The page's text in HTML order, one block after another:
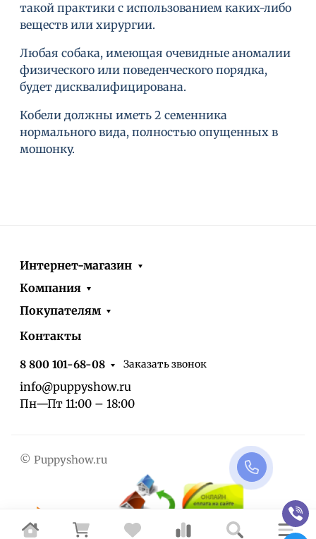
такой практики с использованием каких-либо
веществ или хирургии.
Любая собака, имеющая очевидные аномалии
физического или поведенческого порядка,
будет дисквалифицирована.
Кобели должны иметь 2 семенника
нормального вида, полностью опущенных в
мошонку.
Интернет-магазин
Компания
Покупателям
Контакты
8 800 101-68-08 Заказать звонок
info@puppyshow.ru
Пн—Пт 11:00 – 18:00
© Puppyshow.ru